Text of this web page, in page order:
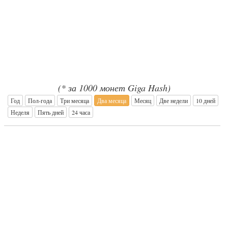
(* за 1000 монет Giga Hash)
Год Пол-года Три месяца Два месяца Месяц Две недели
10 дней
Неделя
Пять дней 24 часа